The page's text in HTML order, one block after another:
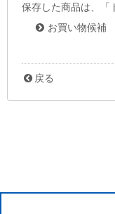
保存した商品は、「
お買い物候補
戻る